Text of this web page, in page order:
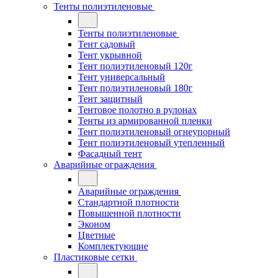
Тенты полиэтиленовые
Тенты полиэтиленовые
Тент садовый
Тент укрывной
Тент полиэтиленовый 120г
Тент универсальный
Тент полиэтиленовый 180г
Тент защитный
Тентовое полотно в рулонах
Тенты из армированной пленки
Тент полиэтиленовый огнеупорный
Тент полиэтиленовый утепленный
Фасадный тент
Аварийные ограждения
Аварийные ограждения
Стандартной плотности
Повышенной плотности
Эконом
Цветные
Комплектующие
Пластиковые сетки